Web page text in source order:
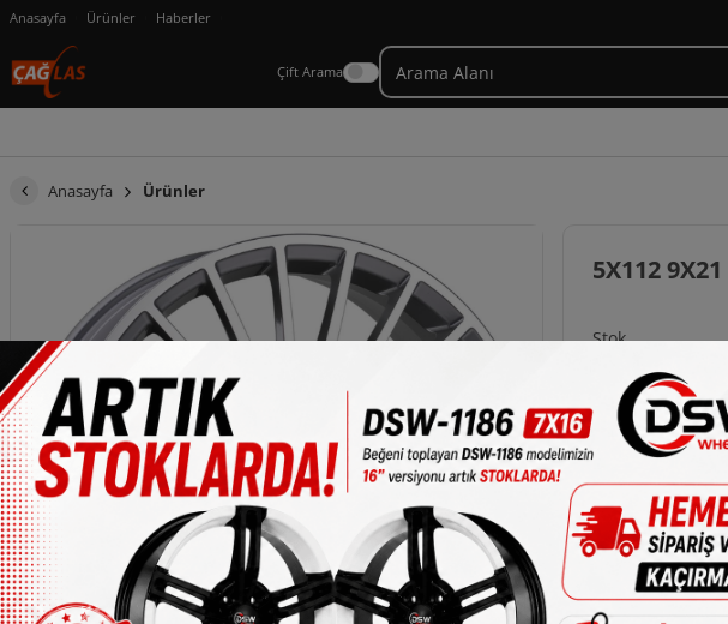
Anasayfa Ürünler Haberler
Çift Arama
Anasayfa Ürünler
×